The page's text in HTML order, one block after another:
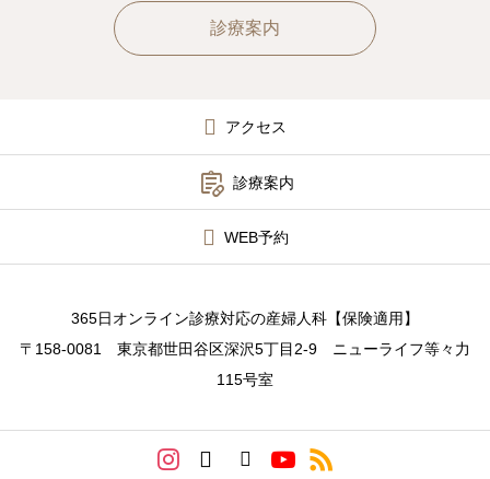
診療案内
アクセス
 診療案内
WEB予約
365日オンライン診療対応の産婦人科【保険適用】
〒158-0081 東京都世田谷区深沢5丁目2-9 ニューライフ等々力
115号室